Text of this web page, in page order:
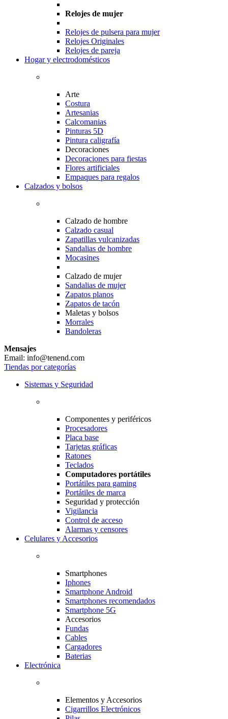
Relojes de mujer
Relojes de pulsera para mujer
Relojes Originales
Relojes de pareja
Hogar y electrodomésticos
Arte
Costura
Artesanias
Calcomanias
Pinturas 5D
Pintura caligrafía
Decoraciones
Decoraciones para fiestas
Flores artificiales
Empaques para regalos
Calzados y bolsos
Calzado de hombre
Calzado casual
Zapatillas vulcanizadas
Sandalias de hombre
Mocasines
Calzado de mujer
Sandalias de mujer
Zapatos planos
Zapatos de tacón
Maletas y bolsos
Morrales
Bandoleras
Mensajes
Email: info@tenend.com
Tiendas por categorías
Sistemas y Seguridad
Componentes y periféricos
Procesadores
Placa base
Tarjetas gráficas
Ratones
Teclados
Computadores portátiles
Portátiles para gaming
Portátiles de marca
Seguridad y protección
Vigilancia
Control de acceso
Alarmas y censores
Celulares y Accesorios
Smartphones
Iphones
Smartphone Android
Smartphones recomendados
Smartphone 5G
Accesorios
Fundas
Cables
Cargadores
Baterias
Electrónica
Elementos y Accesorios
Cigarrillos Electrónicos